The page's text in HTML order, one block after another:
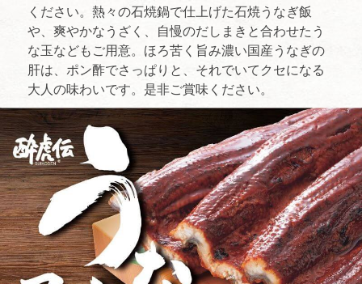
ください。熱々の石焼鍋で仕上げた石焼うなぎ飯
や、爽やかなうざく、自慢のだしまきと合わせたう
な玉などもご用意。ほろ苦く旨み濃い国産うなぎの
肝は、ポン酢でさっぱりと、それでいてクセになる
大人の味わいです。是非ご賞味ください。